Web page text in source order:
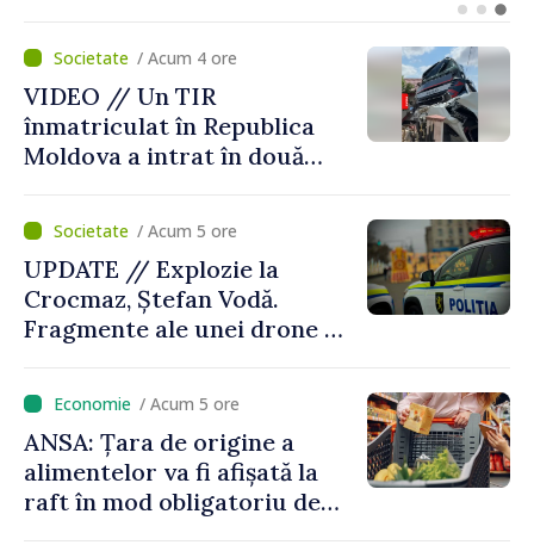
/ Acum 4 ore
VIDEO // Un TIR
înmatriculat în Republica
Moldova a intrat în două
România
/ Acum 5 ore
UPDATE // Explozie la
Crocmaz, Ștefan Vodă.
Fragmente ale unei drone de
locului
/ Acum 5 ore
ANSA: Țara de origine a
alimentelor va fi afișată la
raft în mod obligatoriu de